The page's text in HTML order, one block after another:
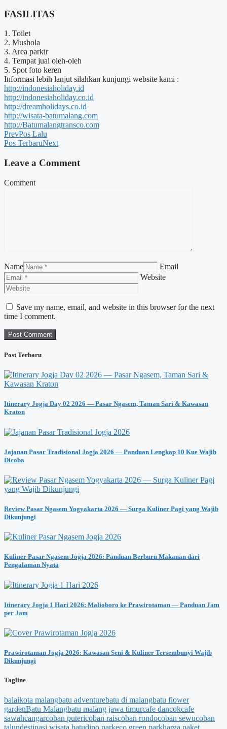
FASILITAS
1. Toilet
2. Mushola
3. Area parkir
4. Tempat jual oleh-oleh
5. Spot foto keren
Informasi lebih lanjut silahkan kunjungi website kami :
http://indonesiaholiday.id
http://indonesiaholiday.co.id
http://dreamholidays.co.id
http://wisata-batumalang.com
http://Batumalangtransco.com
PrevPos Lalu
Pos TerbaruNext
Leave a Comment
Comment
Name
Email
Website
Save my name, email, and website in this browser for the next
time I comment.
Post Terbaru
Itinerary Jogja Day 02 2026 — Pasar Ngasem, Taman Sari & Kawasan
Kraton
Jajanan Pasar Tradisional Jogja 2026 — Panduan Lengkap 10 Kue Wajib
Dicoba
Review Pasar Ngasem Yogyakarta 2026 — Surga Kuliner Pagi yang Wajib
Dikunjungi
Kuliner Pasar Ngasem Jogja 2026: Panduan Berburu Makanan dari
Pengalaman Nyata
Itinerary Jogja 1 Hari 2026: Malioboro ke Prawirotaman — Panduan Jam
per Jam
Prawirotaman Jogja 2026: Kawasan Seni & Kuliner Tersembunyi Wajib
Dikunjungi
Tagline
balaikota malangbatu adventurebatu di malangbatu flower
gardenBatu Malangbatu malang jawa timurcafe dancokcafe
sawahcangarcoban putericoban raiscoban rondocoban sewucoban